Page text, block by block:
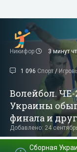
Никифор 3 минут
1 096 Спорт /
Волейбол.
Украины
финала и
Добавлено: 24
Сборная